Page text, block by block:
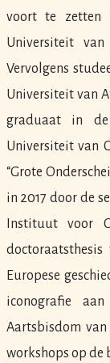
voort te zetten
Universiteit
Vervolgens
Universiteit van
graduaat in de
Universiteit van
“Grote
in 2017 door de
Instituut voor
Europese
iconografie
Aartsbisdom
workshops op de